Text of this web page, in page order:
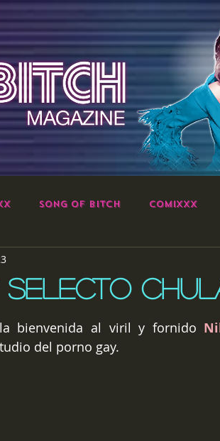
Song of Bitch ComiXXX
bienvenida al viril y fornido
del porno gay.